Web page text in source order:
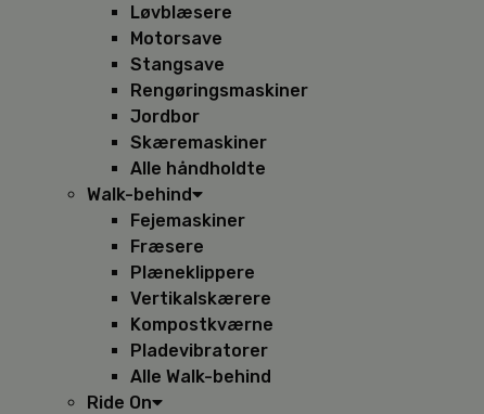
Løvblæsere
Motorsave
Stangsave
Rengøringsmaskiner
Jordbor
Skæremaskiner
Alle håndholdte
Walk-behind
Fejemaskiner
Fræsere
Plæneklippere
Vertikalskærere
Kompostkværne
Pladevibratorer
Alle Walk-behind
Ride On